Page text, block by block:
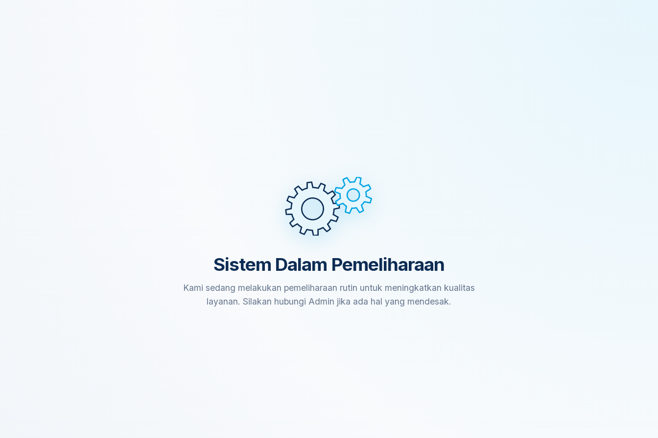
Sistem Dalam Pemeliharaan
Kami sedang melakukan pemeliharaan rutin untuk meningkatkan kualitas
layanan. Silakan hubungi Admin jika ada hal yang mendesak.